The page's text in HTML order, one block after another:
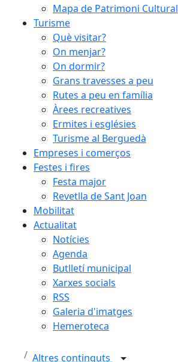
Mapa de Patrimoni Cultural
Turisme
Què visitar?
On menjar?
On dormir?
Grans travesses a peu
Rutes a peu en família
Àrees recreatives
Ermites i esglésies
Turisme al Berguedà
Empreses i comerços
Festes i fires
Festa major
Revetlla de Sant Joan
Mobilitat
Actualitat
Notícies
Agenda
Butlletí municipal
Xarxes socials
RSS
Galeria d'imatges
Hemeroteca
Altres continguts